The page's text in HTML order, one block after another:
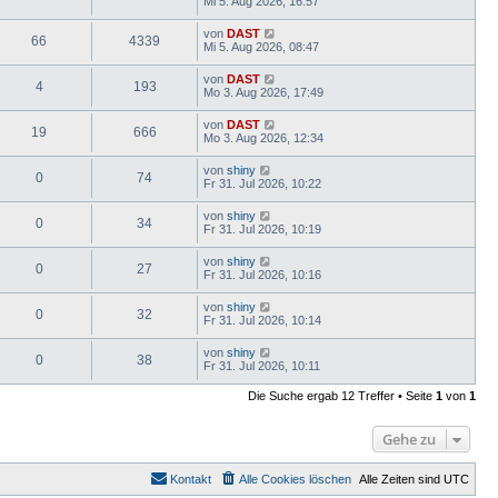
66 4339 von DAST
Mi 5. Aug 2026, 08:47
4 193 von DAST
Mo 3. Aug 2026, 17:49
19 666 von DAST
Mo 3. Aug 2026, 12:34
0 74 von shiny
Fr 31. Jul 2026, 10:22
0 34 von shiny
Fr 31. Jul 2026, 10:19
0 27 von shiny
Fr 31. Jul 2026, 10:16
0 32 von shiny
Fr 31. Jul 2026, 10:14
0 38 von shiny
Fr 31. Jul 2026, 10:11
Die Suche ergab 12 Treffer • Seite 1 von 1
Gehe zu
Alle Zeiten sind UTC
Alle Cookies löschen
Kontakt